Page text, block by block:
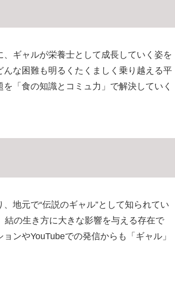
ギャルが栄養士として成長していく姿を
な困難も明るくたくましく乗り越える平
「食の知識とコミュ力」で解決していく
地元で“伝説のギャル”として知られてい
結の生き方に大きな影響を与える存在で
ンやYouTubeでの発信からも「ギャル」